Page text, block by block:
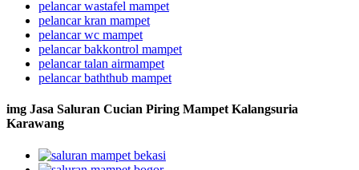
pelancar wastafel mampet
pelancar kran mampet
pelancar wc mampet
pelancar bakkontrol mampet
pelancar talan airmampet
pelancar baththub mampet
img Jasa Saluran Cucian Piring Mampet Kalangsuria
Karawang